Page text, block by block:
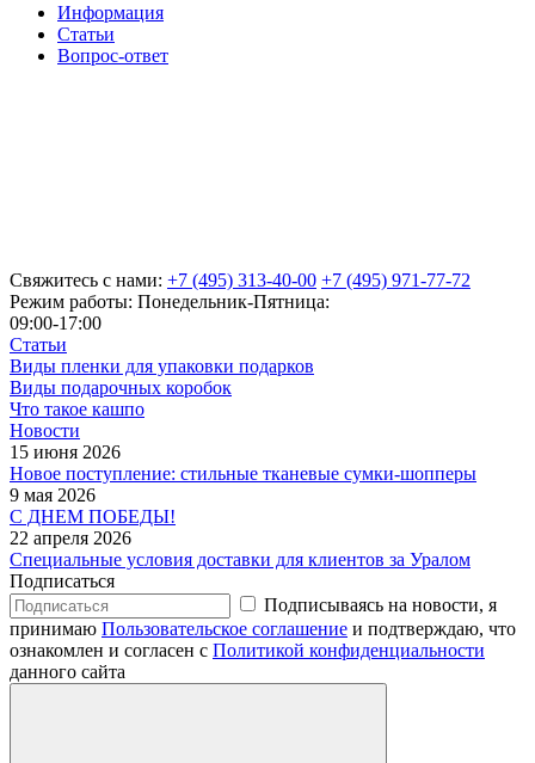
Информация
Статьи
Вопрос-ответ
Свяжитесь с нами: +7 (495) 313-40-00 +7 (495) 971-77-72
Режим работы: Понедельник-Пятница:
09:00-17:00
Статьи
Виды пленки для упаковки подарков
Виды подарочных коробок
Что такое кашпо
Новости
15 июня 2026
Новое поступление: стильные тканевые сумки-шопперы
9 мая 2026
С ДНЕМ ПОБЕДЫ!
22 апреля 2026
Специальные условия доставки для клиентов за Уралом
Подписаться
Подписываясь на новости, я
принимаю Пользовательское соглашение и подтверждаю, что
ознакомлен и согласен с Политикой конфиденциальности
данного сайта